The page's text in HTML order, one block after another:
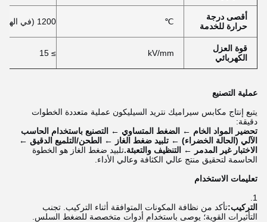
أقصى درجة
حرارة للخدمة
℃ 1200 (في الهواء)
قوة العزل
الكهربائي
kV/mm
≥ 15
عملية التصنيع
يتبع إنتاج مكابس سيراميك نتريد السيليكون عملية متعددة الخطوات
دقيقة:
تحضير المواد الخام ← الضغط المتساوي ← التصنيع باستخدام الحاسب
الآلي (الحالة الخضراء) ← تلبيد ضغط الغاز ← الطحن/التلميع الدقيق ←
الاختبار غير المدمر ← التنظيف والتعبئة.تلبيد ضغط الغاز هو الخطوة
الحاسمة لتحقيق منتج عالي الكثافة وعالي الأداء.
تعليمات الاستخدام
التركيب:تأكد من نظافة المكونات المتوافقة أثناء التركيب. تجنب
التأثيرات القوية؛ يوصى باستخدام أدوات متخصصة للضغط السلس.